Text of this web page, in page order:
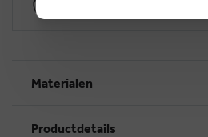
Materialen
Productdetails